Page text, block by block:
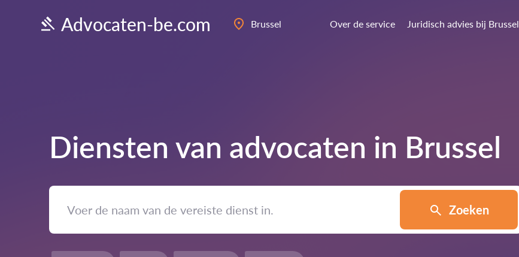
Advocaten-be.com Brussel Over de service Juridisch advies bij Brussel
Diensten van advocaten in Brussel
Zoeken